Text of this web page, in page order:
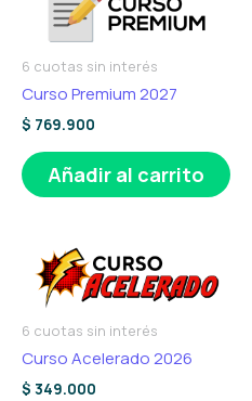
6 cuotas sin interés
Curso Premium 2027
$ 769.900
Añadir al carrito
6 cuotas sin interés
Curso Acelerado 2026
$ 349.000